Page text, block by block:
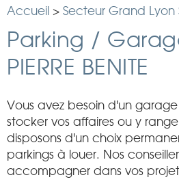
Accueil > Secteur Grand Lyon
Parking /
PIERRE BENITE
Vous avez besoin d'un
stocker vos affaires ou y
disposons d'un choix
parkings à louer. Nos
accompagner dans vos